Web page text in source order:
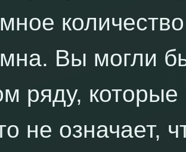
Вы могли
ряду,
не означает,